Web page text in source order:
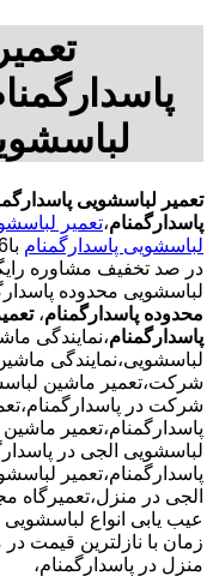
تعمیر لباسشویی
پاسدارگمنام،تعمیر
لباسشویی پاسدارگمنام
در صد تخفیف مشاوره
لباسشویی محدوده
محدوده پاسدارگمنام،
پاسدارگمنام،نمایندگی
لباسشویی،نمایندگی
شرکت،تعمیر ماشین
شرکت در
پاسدارگمنام،تعمیر ماشین
لباسشویی الجی در
پاسدارگمنام،تعمیر
الجی در منزل،تعمیرگاه
عیب یابی انواع
زمان با نازلترین قیمت
منزل در پاسدارگمنام،